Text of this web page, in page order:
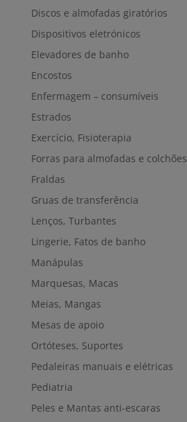
Discos e almofadas giratórios
Dispositivos eletrónicos
Elevadores de banho
Encostos
Enfermagem – consumíveis
Estrados
Exercício, Fisioterapia
Forras para almofadas e colchões
Fraldas
Gruas de transferência
Lenços, Turbantes
Lingerie, Fatos de banho
Manápulas
Marquesas, Macas
Meias, Mangas
Mesas de apoio
Ortóteses, Suportes
Pedaleiras manuais e elétricas
Pediatria
Peles e Mantas anti-escaras